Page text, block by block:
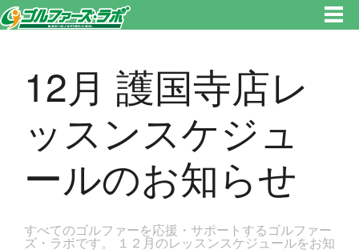
す。新宿区、若松河田で気軽にゴルフレッスン！
12月 護国寺店レ
ッスンスケジュ
ールのお知らせ
すべてのゴルファーを応援・サポートするゴルファー
ズ・ラボです。 １２月のレッスンスケジュールをお知